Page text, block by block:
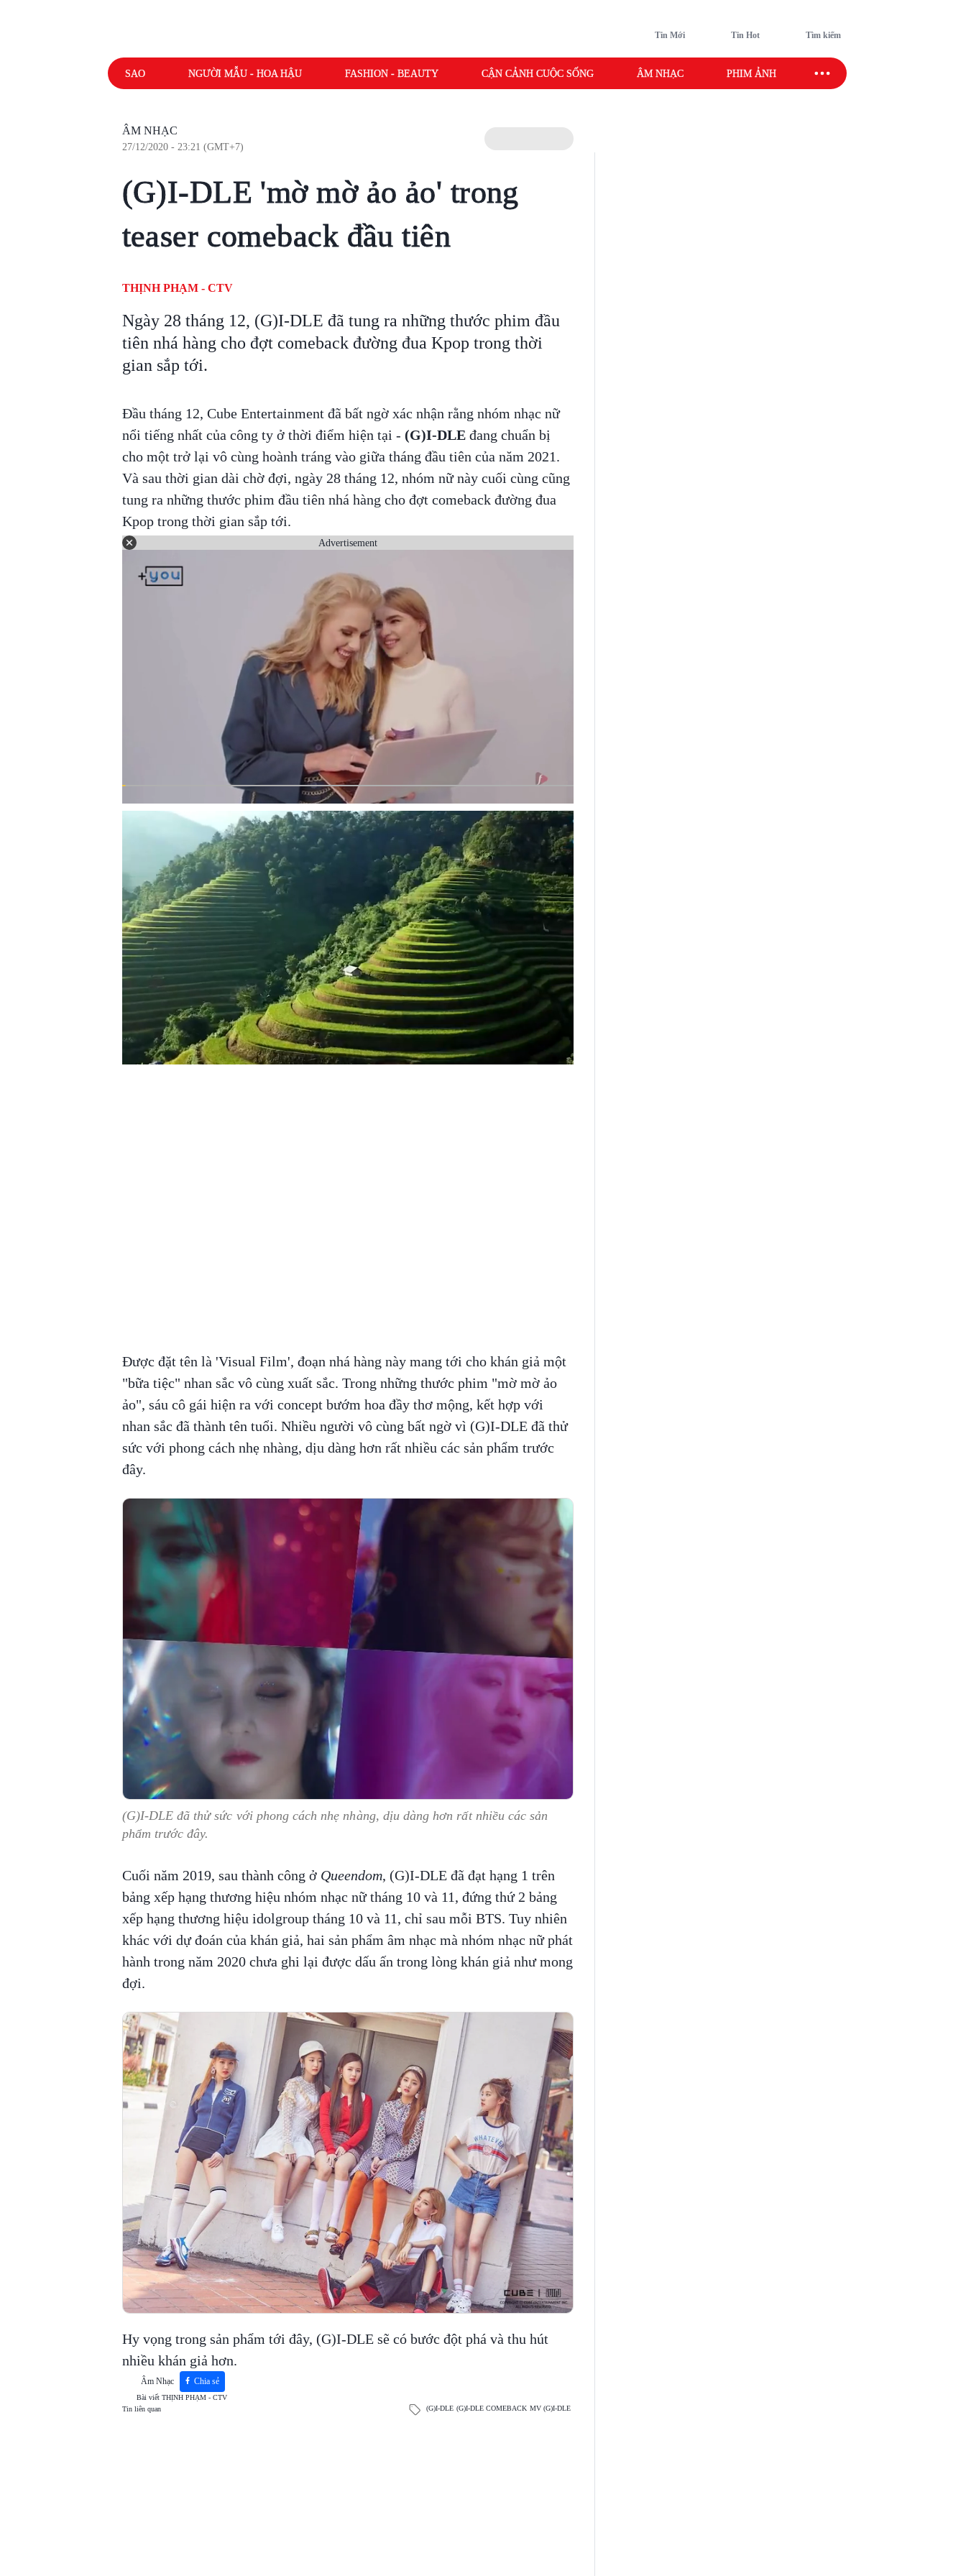
Tin Mới Tin Hot Tìm kiếm
SAO NGƯỜI MẪU - HOA HẬU FASHION - BEAUTY CẬN CẢNH CUỘC SỐNG ÂM NHẠC PHIM ẢNH SAO SPORT
ÂM NHẠC
27/12/2020 - 23:21 (GMT+7)
(G)I-DLE 'mờ mờ ảo ảo' trong
teaser comeback đầu tiên
THỊNH PHẠM - CTV
Ngày 28 tháng 12, (G)I-DLE đã tung ra những thước phim đầu
tiên nhá hàng cho đợt comeback đường đua Kpop trong thời
gian sắp tới.
Đầu tháng 12, Cube Entertainment đã bất ngờ xác nhận rằng nhóm nhạc nữ
nổi tiếng nhất của công ty ở thời điểm hiện tại - (G)I-DLEđang chuẩn bị
cho một trở lại vô cùng hoành tráng vào giữa tháng đầu tiên của năm 2021.
Và sau thời gian dài chờ đợi, ngày 28 tháng 12, nhóm nữ này cuối cùng cũng
tung ra những thước phim đầu tiên nhá hàng cho đợt comeback đường đua
Kpop trong thời gian sắp tới.
Advertisement
Được đặt tên là 'Visual Film', đoạn nhá hàng này mang tới cho khán giả một
"bữa tiệc" nhan sắc vô cùng xuất sắc. Trong những thước phim "mờ mờ ảo
ảo", sáu cô gái hiện ra với concept bướm hoa đầy thơ mộng, kết hợp với
nhan sắc đã thành tên tuổi. Nhiều người vô cùng bất ngờ vì (G)I-DLE đã thử
sức với phong cách nhẹ nhàng, dịu dàng hơn rất nhiều các sản phẩm trước
đây.
(G)I-DLE đã thử sức với phong cách nhẹ nhàng, dịu dàng hơn rất nhiều các sản
phẩm trước đây.
Cuối năm 2019, sau thành công ở Queendom, (G)I-DLE đã đạt hạng 1 trên
bảng xếp hạng thương hiệu nhóm nhạc nữ tháng 10 và 11, đứng thứ 2 bảng
xếp hạng thương hiệu idolgroup tháng 10 và 11, chỉ sau mỗi BTS. Tuy nhiên
khác với dự đoán của khán giả, hai sản phẩm âm nhạc mà nhóm nhạc nữ phát
hành trong năm 2020 chưa ghi lại được dấu ấn trong lòng khán giả như mong
đợi.
Hy vọng trong sản phẩm tới đây, (G)I-DLE sẽ có bước đột phá và thu hút
nhiều khán giả hơn.
Âm Nhạc Chia sẻ
Bài viết THỊNH PHẠM - CTV
Tin liên quan
(G)I-DLE (G)I-DLE COMEBACK MV (G)I-DLE